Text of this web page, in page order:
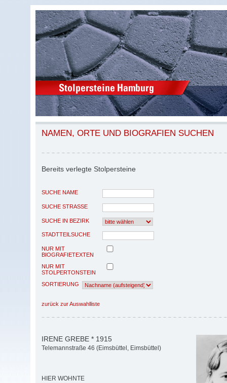
NAMEN, ORTE UND BIOGRAFIEN SUCHEN
Bereits verlegte Stolpersteine
SUCHE NAME
SUCHE STRASSE
SUCHE IN BEZIRK
STADTTEILSUCHE
NUR MIT
BIOGRAFIETEXTEN
NUR MIT
STOLPERTONSTEIN
SORTIERUNG
zurück zur Auswahlliste
IRENE GREBE * 1915
Telemannstraße 46 (Eimsbüttel, Eimsbüttel)
HIER WOHNTE